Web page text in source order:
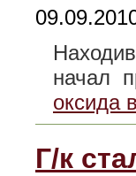
начал
оксида
Г/к